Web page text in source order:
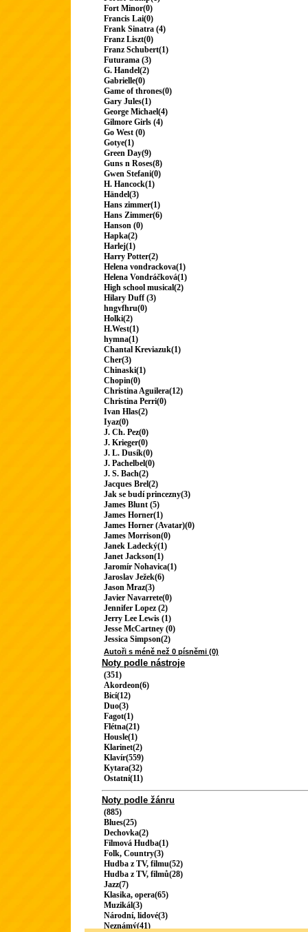
Fort Minor(0)
Francis Lai(0)
Frank Sinatra (4)
Franz Liszt(0)
Franz Schubert(1)
Futurama (3)
G. Handel(2)
Gabrielle(0)
Game of thrones(0)
Gary Jules(1)
George Michael(4)
Gilmore Girls (4)
Go West (0)
Gotye(1)
Green Day(9)
Guns n Roses(8)
Gwen Stefani(0)
H. Hancock(1)
Händel(3)
Hans zimmer(1)
Hans Zimmer(6)
Hanson (0)
Hapka(2)
Harlej(1)
Harry Potter(2)
Helena vondrackova(1)
Helena Vondráčková(1)
High school musical(2)
Hilary Duff (3)
hngvfhru(0)
Holki(2)
H.West(1)
hymna(1)
Chantal Kreviazuk(1)
Cher(3)
Chinaski(1)
Chopin(0)
Christina Aguilera(12)
Christina Perri(0)
Ivan Hlas(2)
Iyaz(0)
J. Ch. Pez(0)
J. Krieger(0)
J. L. Dusík(0)
J. Pachelbel(0)
J. S. Bach(2)
Jacques Brel(2)
Jak se budí princezny(3)
James Blunt (5)
James Horner(1)
James Horner (Avatar)(0)
James Morrison(0)
Janek Ladecký(1)
Janet Jackson(1)
Jaromír Nohavica(1)
Jaroslav Ježek(6)
Jason Mraz(3)
Javier Navarrete(0)
Jennifer Lopez (2)
Jerry Lee Lewis (1)
Jesse McCartney (0)
Jessica Simpson(2)
Autoři s méně než 0 písněmi (0)
Noty podle nástroje
(351)
Akordeon(6)
Bicí(12)
Duo(3)
Fagot(1)
Flétna(21)
Housle(1)
Klarinet(2)
Klavír(559)
Kytara(32)
Ostatní(11)
Noty podle žánru
(885)
Blues(25)
Dechovka(2)
Filmová Hudba(1)
Folk, Country(3)
Hudba z TV, filmu(52)
Hudba z TV, filmů(28)
Jazz(7)
Klasika, opera(65)
Muzikál(3)
Národní, lidové(3)
Neznámý(41)